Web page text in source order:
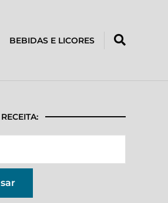
BEBIDAS E LICORES